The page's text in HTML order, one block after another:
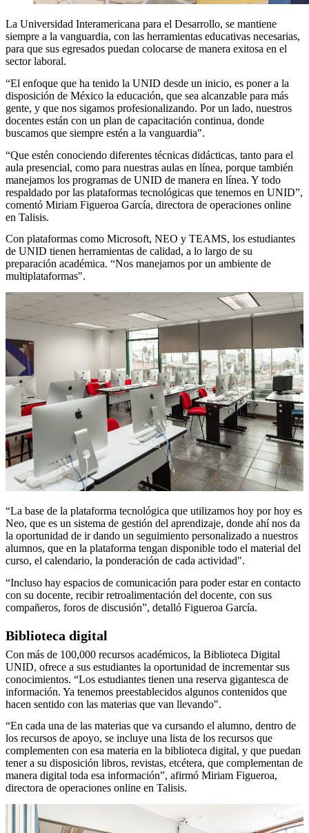
La Universidad Interamericana para el Desarrollo, se mantiene
siempre a la vanguardia, con las herramientas educativas necesarias,
para que sus egresados puedan colocarse de manera exitosa en el
sector laboral.
“El enfoque que ha tenido la UNID desde un inicio, es poner a la
disposición de México la educación, que sea alcanzable para más
gente, y que nos sigamos profesionalizando. Por un lado, nuestros
docentes están con un plan de capacitación continua, donde
buscamos que siempre estén a la vanguardia".
“Que estén conociendo diferentes técnicas didácticas, tanto para el
aula presencial, como para nuestras aulas en línea, porque también
manejamos los programas de UNID de manera en línea. Y todo
respaldado por las plataformas tecnológicas que tenemos en UNID”,
comentó Miriam Figueroa García, directora de operaciones online
en Talisis.
Con plataformas como Microsoft, NEO y TEAMS, los estudiantes
de UNID tienen herramientas de calidad, a lo largo de su
preparación académica. “Nos manejamos por un ambiente de
multiplataformas".
“La base de la plataforma tecnológica que utilizamos hoy por hoy es
Neo, que es un sistema de gestión del aprendizaje, donde ahí nos da
la oportunidad de ir dando un seguimiento personalizado a nuestros
alumnos, que en la plataforma tengan disponible todo el material del
curso, el calendario, la ponderación de cada actividad".
“Incluso hay espacios de comunicación para poder estar en contacto
con su docente, recibir retroalimentación del docente, con sus
compañeros, foros de discusión”, detalló Figueroa García.
Biblioteca digital
Con más de 100,000 recursos académicos, la Biblioteca Digital
UNID, ofrece a sus estudiantes la oportunidad de incrementar sus
conocimientos. “Los estudiantes tienen una reserva gigantesca de
información. Ya tenemos preestablecidos algunos contenidos que
hacen sentido con las materias que van llevando".
“En cada una de las materias que va cursando el alumno, dentro de
los recursos de apoyo, se incluye una lista de los recursos que
complementen con esa materia en la biblioteca digital, y que puedan
tener a su disposición libros, revistas, etcétera, que complementan de
manera digital toda esa información”, afirmó Miriam Figueroa,
directora de operaciones online en Talisis.